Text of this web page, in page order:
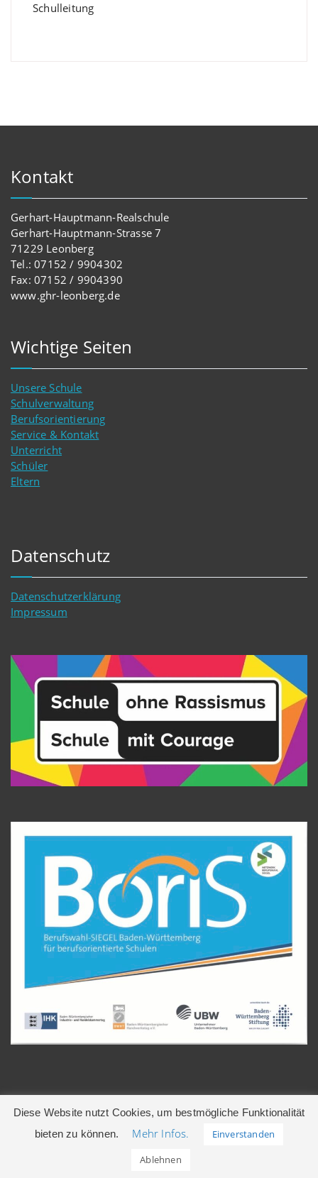
Schulleitung
Kontakt
Gerhart-Hauptmann-Realschule
Gerhart-Hauptmann-Strasse 7
71229 Leonberg
Tel.: 07152 / 9904302
Fax: 07152 / 9904390
www.ghr-leonberg.de
Wichtige Seiten
Unsere Schule
Schulverwaltung
Berufsorientierung
Service & Kontakt
Unterricht
Schüler
Eltern
Datenschutz
Datenschutzerklärung
Impressum
Diese Website nutzt Cookies, um bestmögliche Funktionalität
bieten zu können.
Mehr Infos.
Einverstanden
Ablehnen